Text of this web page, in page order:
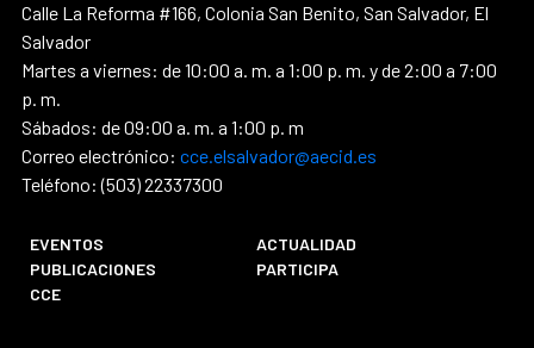
Calle La Reforma #166, Colonia San Benito, San Salvador, El
Salvador
Martes a viernes: de 10:00 a. m. a 1:00 p. m. y de 2:00 a 7:00
p. m.
Sábados: de 09:00 a. m. a 1:00 p. m
Correo electrónico: cce.elsalvador@aecid.es
Teléfono: (503) 22337300
EVENTOS
ACTUALIDAD
PUBLICACIONES
PARTICIPA
CCE